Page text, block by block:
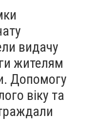
видачу
жителям
Допомогу
віку та